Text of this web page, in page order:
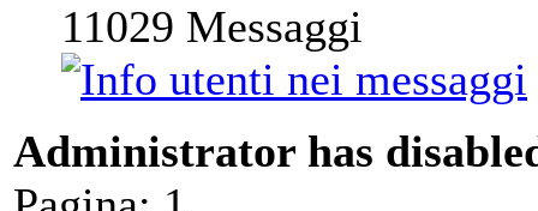
11029 Messaggi
Administrator has